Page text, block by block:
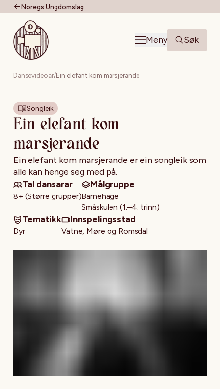
Noregs Ungdomslag
Til forsiden
Meny
Søk
Dansevideoar/Ein elefant kom marsjerande
Songleik
Ein elefant kom
marsjerande
Ein elefant kom marsjerande er ein songleik som
alle kan henge seg med på.
Tal dansarar
8+ (Større grupper)
Målgruppe
Barnehage
Småskulen (1.–4. trinn)
Tematikk
Dyr
Innspelingsstad
Vatne, Møre og Romsdal